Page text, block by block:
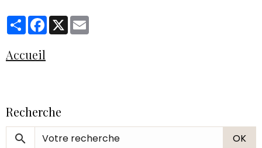
PartagerFacebook
X
Accueil
Recherche
OK